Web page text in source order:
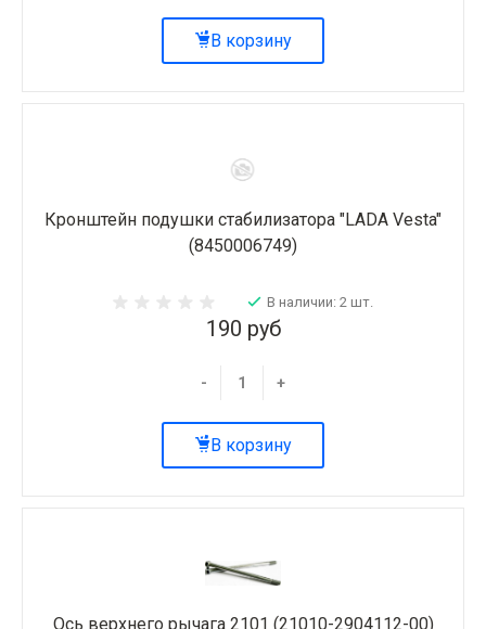
В корзину
Кронштейн подушки стабилизатора "LADA Vesta"
(8450006749)
В наличии: 2 шт.
190 руб
- +
В корзину
Ось верхнего рычага 2101 (21010-2904112-00)